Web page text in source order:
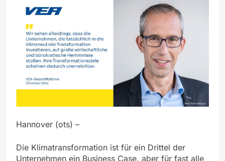
Hannover (ots) –
Die Klimatransformation ist für ein Drittel der
Unternehmen ein Business Case, aber für fast alle